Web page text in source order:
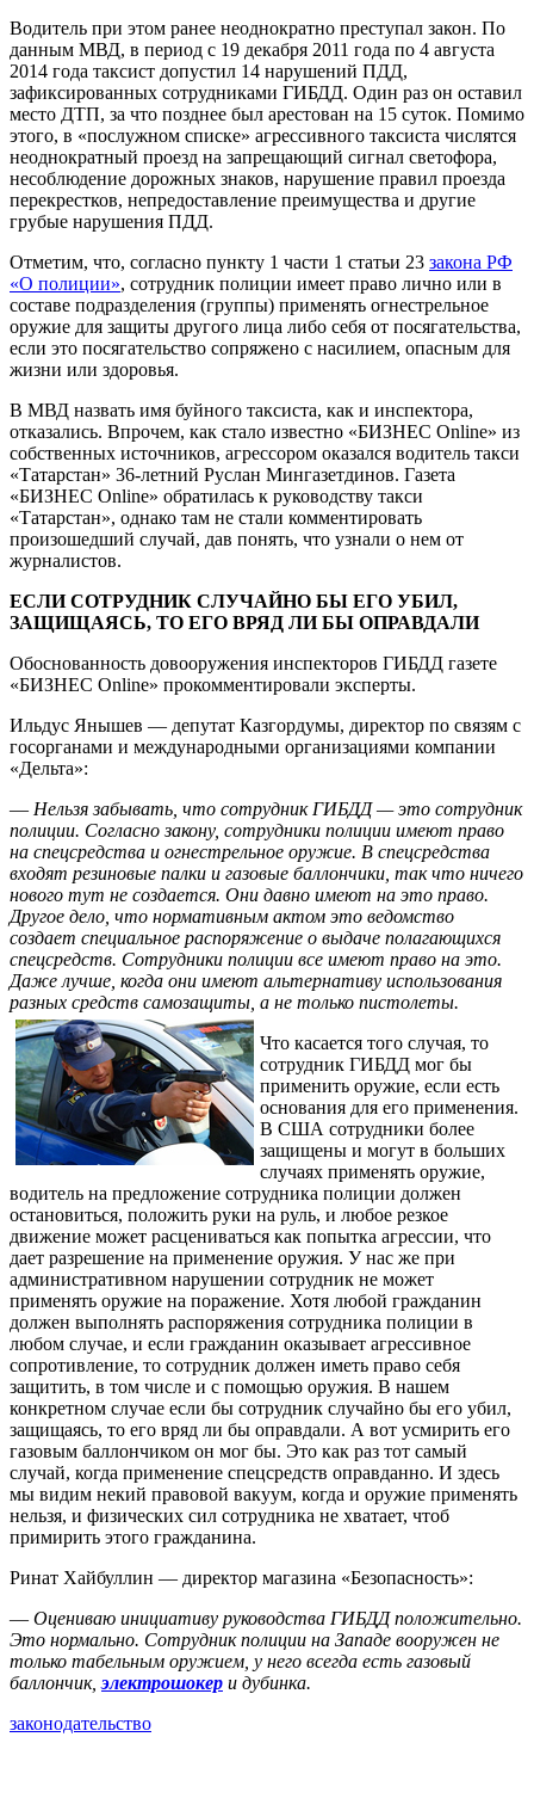
Водитель при этом ранее неоднократно преступал закон. По
данным МВД, в период с 19 декабря 2011 года по 4 августа
2014 года таксист допустил 14 нарушений ПДД,
зафиксированных сотрудниками ГИБДД. Один раз он оставил
место ДТП, за что позднее был арестован на 15 суток. Помимо
этого, в «послужном списке» агрессивного таксиста числятся
неоднократный проезд на запрещающий сигнал светофора,
несоблюдение дорожных знаков, нарушение правил проезда
перекрестков, непредоставление преимущества и другие
грубые нарушения ПДД.
Отметим, что, согласно пункту 1 части 1 статьи 23 закона РФ
«О полиции», сотрудник полиции имеет право лично или в
составе подразделения (группы) применять огнестрельное
оружие для защиты другого лица либо себя от посягательства,
если это посягательство сопряжено с насилием, опасным для
жизни или здоровья.
В МВД назвать имя буйного таксиста, как и инспектора,
отказались. Впрочем, как стало известно «БИЗНЕС Online» из
собственных источников, агрессором оказался водитель такси
«Татарстан» 36-летний Руслан Мингазетдинов. Газета
«БИЗНЕС Online» обратилась к руководству такси
«Татарстан», однако там не стали комментировать
произошедший случай, дав понять, что узнали о нем от
журналистов.
ЕСЛИ СОТРУДНИК СЛУЧАЙНО БЫ ЕГО УБИЛ,
ЗАЩИЩАЯСЬ, ТО ЕГО ВРЯД ЛИ БЫ ОПРАВДАЛИ
Обоснованность довооружения инспекторов ГИБДД газете
«БИЗНЕС Online» прокомментировали эксперты.
Ильдус Янышев — депутат Казгордумы, директор по связям с
госорганами и международными организациями компании
«Дельта»:
— Нельзя забывать, что сотрудник ГИБДД — это сотрудник
полиции. Согласно закону, сотрудники полиции имеют право
на спецсредства и огнестрельное оружие. В спецсредства
входят резиновые палки и газовые баллончики, так что ничего
нового тут не создается. Они давно имеют на это право.
Другое дело, что нормативным актом это ведомство
создает специальное распоряжение о выдаче полагающихся
спецсредств. Сотрудники полиции все имеют право на это.
Даже лучше, когда они имеют альтернативу использования
разных средств самозащиты, а не только пистолеты.
Что касается того случая, то
сотрудник ГИБДД мог бы
применить оружие, если есть
основания для его применения.
В США сотрудники более
защищены и могут в больших
случаях применять оружие,
водитель на предложение сотрудника полиции должен
остановиться, положить руки на руль, и любое резкое
движение может расцениваться как попытка агрессии, что
дает разрешение на применение оружия. У нас же при
административном нарушении сотрудник не может
применять оружие на поражение. Хотя любой гражданин
должен выполнять распоряжения сотрудника полиции в
любом случае, и если гражданин оказывает агрессивное
сопротивление, то сотрудник должен иметь право себя
защитить, в том числе и с помощью оружия. В нашем
конкретном случае если бы сотрудник случайно бы его убил,
защищаясь, то его вряд ли бы оправдали. А вот усмирить его
газовым баллончиком он мог бы. Это как раз тот самый
случай, когда применение спецсредств оправданно. И здесь
мы видим некий правовой вакуум, когда и оружие применять
нельзя, и физических сил сотрудника не хватает, чтоб
примирить этого гражданина.
Ринат Хайбуллин — директор магазина «Безопасность»:
— Оцениваю инициативу руководства ГИБДД положительно.
Это нормально. Сотрудник полиции на Западе вооружен не
только табельным оружием, у него всегда есть газовый
баллончик,электрошокер и дубинка.
законодательство